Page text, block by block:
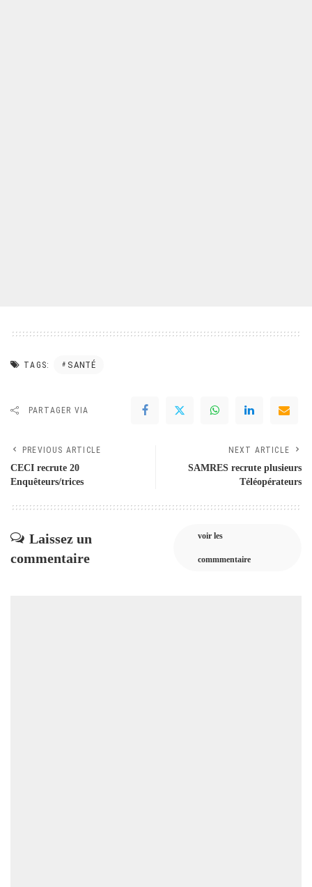
TAGS: SANTÉ
PARTAGER VIA
PREVIOUS ARTICLE
CECI recrute 20
Enquêteurs/trices
NEXT ARTICLE
SAMRES recrute plusieurs
Téléopérateurs
Laissez un
commentaire
voir les
commmentaire